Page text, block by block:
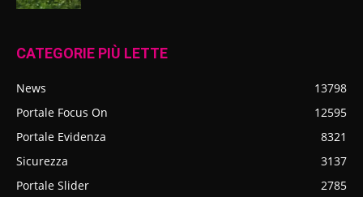
CATEGORIE PIÙ LETTE
News
13798
Portale Focus On
12595
Portale Evidenza
8321
Sicurezza
3137
Portale Slider
2785